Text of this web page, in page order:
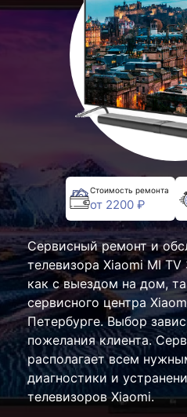
Стоимость ремонта
от 2200 ₽
Сервисный ремонт и
телевизора Xiaomi MI
как с выездом на дом,
сервисного центра
Петербурге. Выбор
пожелания клиента.
располагает всем
диагностики и
телевизоров Xiaomi.